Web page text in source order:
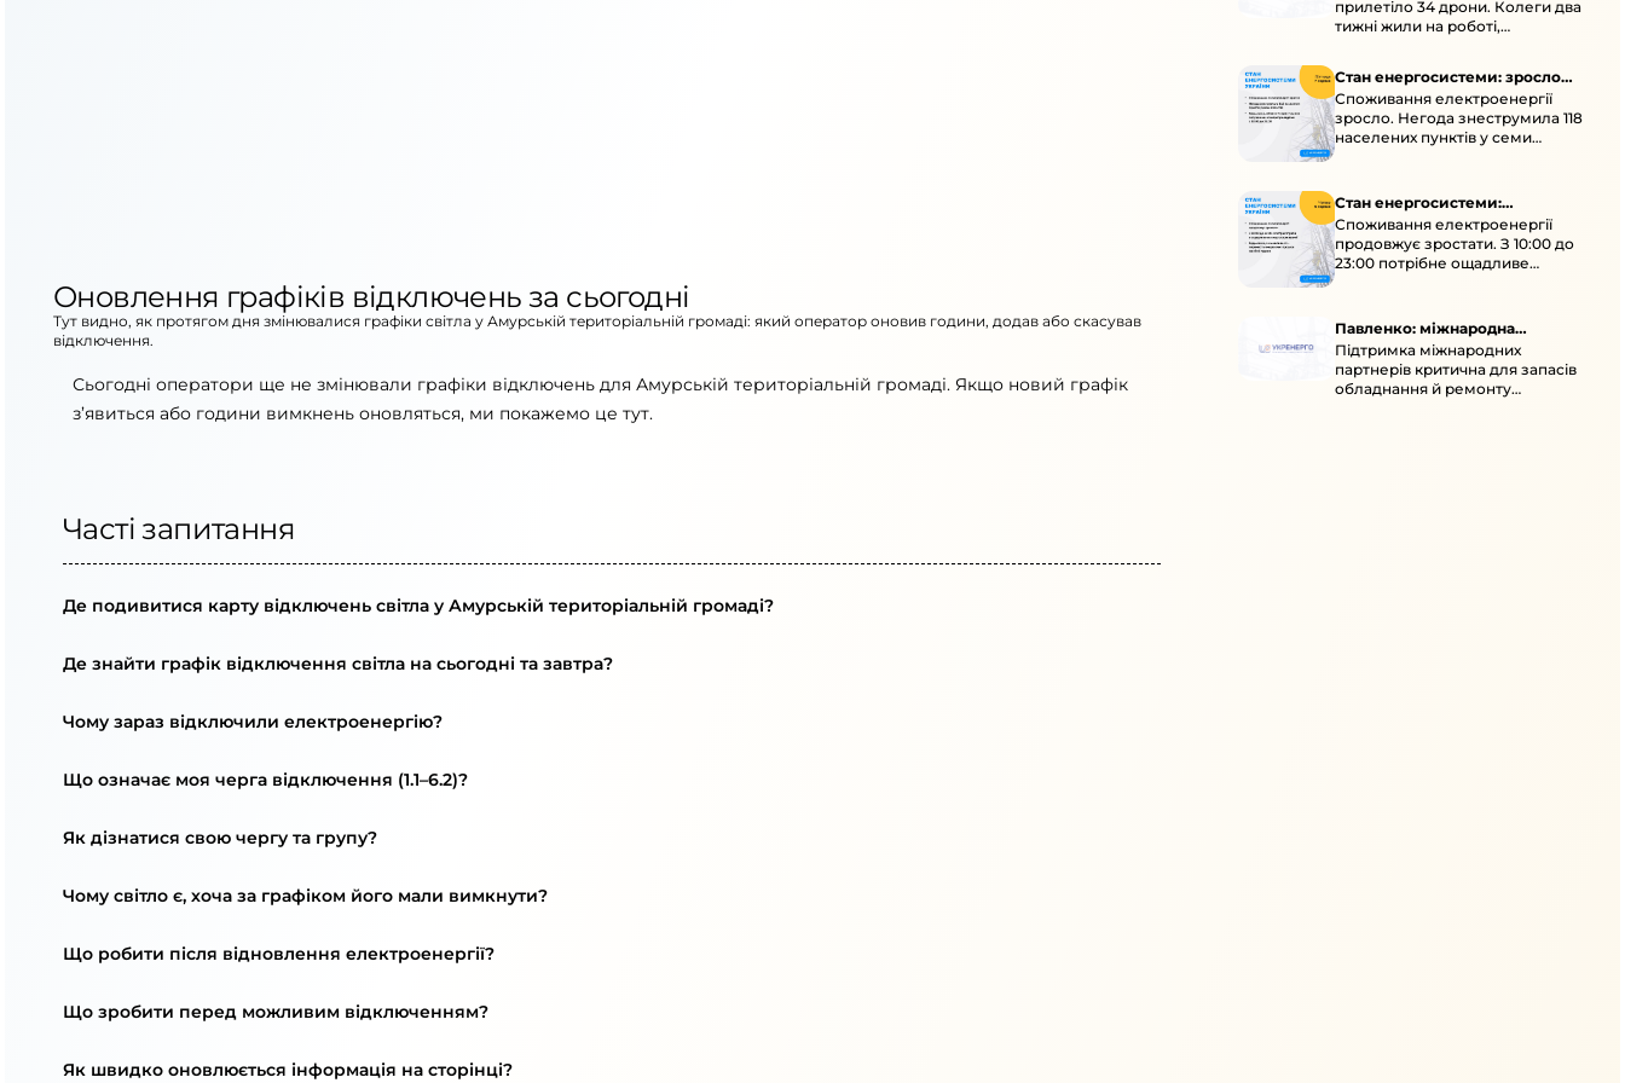
Оновлення графіків відключень за сьогодні
Тут видно, як протягом дня змінювалися графіки світла у Амурській територіальній громаді: який оператор оновив години, додав або скасував
відключення.
Сьогодні оператори ще не змінювали графіки відключень для Амурській територіальній громаді. Якщо новий графік
з’явиться або години вимкнень оновляться, ми покажемо це тут.
Часті запитання
Де подивитися карту відключень світла у Амурській територіальній громаді?
Де знайти графік відключення світла на сьогодні та завтра?
Чому зараз відключили електроенергію?
Що означає моя черга відключення (1.1–6.2)?
Як дізнатися свою чергу та групу?
Чому світло є, хоча за графіком його мали вимкнути?
Що робити після відновлення електроенергії?
Що зробити перед можливим відключенням?
Як швидко оновлюється інформація на сторінці?
прилетіло 34 дрони. Колеги два
тижні жили на роботі,
Стан енергосистеми: зросло
споживання через негоду
Споживання електроенергії
зросло. Негода знеструмила 118
населених пунктів у семи
областях. Обмежте
електроприладами 10:00–23:00.
Стан енергосистеми:
споживання зростає
Споживання електроенергії
продовжує зростати. З 10:00 до
23:00 потрібне ощадливе
енергоспоживання, а
перенести на нічні години.
Павленко: міжнародна
підтримка для стійкості
енергосистеми
Підтримка міжнародних
партнерів критична для запасів
обладнання й ремонту